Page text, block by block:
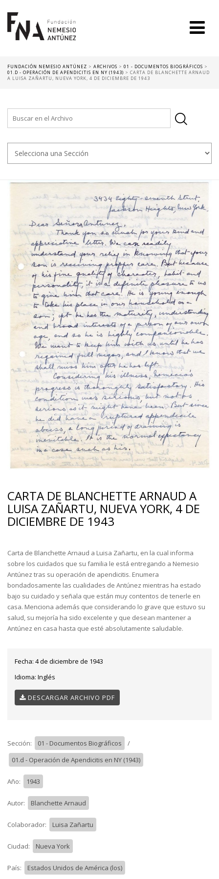
FUNDACIÓN NEMESIO ANTÚNEZ > ARCHIVOS > 01 - DOCUMENTOS BIOGRÁFICOS >
01.D - OPERACIÓN DE APENDICITIS EN NY (1943) > CARTA DE BLANCHETTE ARNAUD
A LUISA ZAÑARTU, NUEVA YORK, 4 DE DICIEMBRE DE 1943
CARTA DE BLANCHETTE ARNAUD A
LUISA ZAÑARTU, NUEVA YORK, 4 DE
DICIEMBRE DE 1943
Carta de Blanchette Arnaud a Luisa Zañartu, en la cual informa
sobre los cuidados que su familia le está entregando a Nemesio
Antúnez tras su operación de apendicitis. Enumera
bondadosamente las cualidades de Antúnez mientras ha estado
bajo su cuidado y señala que están muy contentos de tenerle en
casa. Menciona además que considerando lo grave que estuvo su
salud, su mejoría ha sido excelente y que desean mantener a
Antúnez en casa hasta que esté absolutamente saludable.
Fecha: 4 de diciembre de 1943
Idioma: Inglés
DESCARGAR ARCHIVO PDF
Sección: 01 - Documentos Biográficos
/
01.d - Operación de Apendicitis en NY (1943)
Año: 1943
Autor: Blanchette Arnaud
Colaborador: Luisa Zañartu
Ciudad: Nueva York
País: Estados Unidos de América (los)